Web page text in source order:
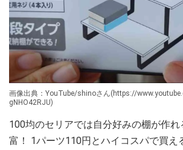
画像出典：YouTube/shinoさん(https://
gNHO42RJU)
100均のセリアでは自分好みの棚が作れ
富！ 1パーツ110円とハイコスパで買え